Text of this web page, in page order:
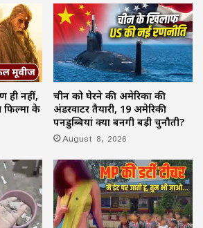
ही नहीं,
फिल्मों के
चीन को घेरने की अमेरिका की
अंडरवाटर तैयारी, 19 अमेरिकी
पनडुब्बियां क्यों बनेंगी बड़ी चुनौती?
August 8, 2026